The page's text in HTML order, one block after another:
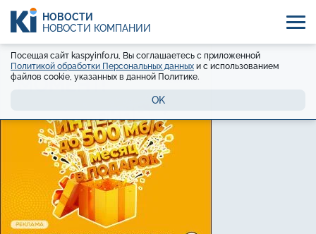
НОВОСТИ
НОВОСТИ КОМПАНИЙ
Посещая сайт kaspyinfo.ru, Вы соглашаетесь с приложенной
Политикой обработки Персональных данных и с использованием
файлов cookie, указанных в данной Политике.
OK